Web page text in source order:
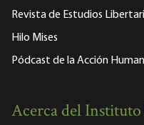
Revista de Estudios
Hilo Mises
Pódcast de la Acción
Acerca del